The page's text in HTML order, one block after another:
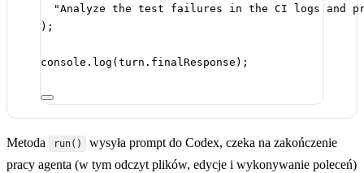
"Analyze the test failures in the CI logs and
);
console. log (turn.finalResponse);
Metoda run()
wysyła prompt do Codex, czeka na zakończenie
pracy agenta (w tym odczyt plików, edycje i wykonywanie poleceń)